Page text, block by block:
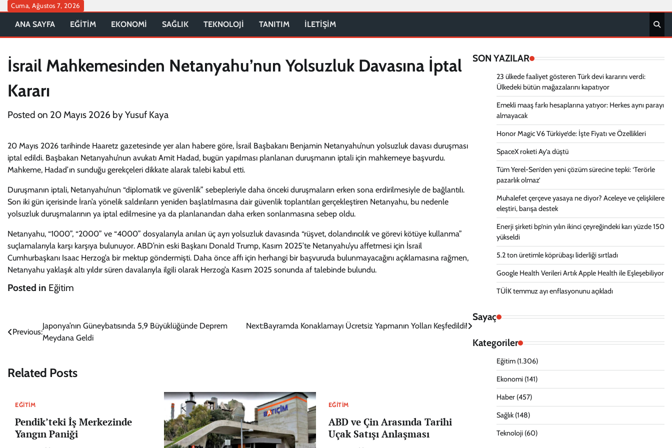
Skip
content
Cuma, Ağustos 7, 2026
ANA SAYFA EĞİTİM EKONOMİ SAĞLIK TEKNOLOJİ TANITIM İLETİŞİM
İsrail Mahkemesinden Netanyahu’nun Yolsuzluk Davasına İptal
Kararı
Posted on 20 Mayıs 2026 byYusuf Kaya
20 Mayıs 2026 tarihinde Haaretz gazetesinde yer alan habere göre, İsrail Başbakanı Benjamin Netanyahu’nun yolsuzluk davası duruşması
iptal edildi. Başbakan Netanyahu’nun avukatı Amit Hadad, bugün yapılması planlanan duruşmanın iptali için mahkemeye başvurdu.
Mahkeme, Hadad’ın sunduğu gerekçeleri dikkate alarak talebi kabul etti.
Duruşmanın iptali, Netanyahu’nun “diplomatik ve güvenlik” sebepleriyle daha önceki duruşmaların erken sona erdirilmesiyle de bağlantılı.
Son iki gün içerisinde İran’a yönelik saldırıların yeniden başlatılmasına dair güvenlik toplantıları gerçekleştiren Netanyahu, bu nedenle
yolsuzluk duruşmalarının ya iptal edilmesine ya da planlanandan daha erken sonlanmasına sebep oldu.
Netanyahu, “1000”, “2000” ve “4000” dosyalarıyla anılan üç ayrı yolsuzluk davasında “rüşvet, dolandırıcılık ve görevi kötüye kullanma”
suçlamalarıyla karşı karşıya bulunuyor. ABD’nin eski Başkanı Donald Trump, Kasım 2025’te Netanyahu’yu affetmesi için İsrail
Cumhurbaşkanı Isaac Herzog’a bir mektup göndermişti. Daha önce affı için herhangi bir başvuruda bulunmayacağını açıklamasına rağmen,
Netanyahu yaklaşık altı yıldır süren davalarıyla ilgili olarak Herzog’a Kasım 2025 sonunda af talebinde bulundu.
Posted in Eğitim
Yazı
gezinmesi
Previous:
Japonya’nın Güneybatısında 5,9 Büyüklüğünde Deprem
Meydana Geldi
Next:Bayramda Konaklamayı Ücretsiz Yapmanın Yolları Keşfedildi!
Related Posts
EĞITIM
Pendik’teki İş Merkezinde
Yangın Paniği
EĞITIM
ABD ve Çin Arasında Tarihi
Uçak Satışı Anlaşması
SON YAZILAR
23 ülkede faaliyet gösteren Türk devi kararını verdi:
Ülkedeki bütün mağazalarını kapatıyor
Emekli maaş farkı hesaplarına yatıyor: Herkes aynı parayı
almayacak
Honor Magic V6 Türkiye’de: İşte Fiyatı ve Özellikleri
SpaceX roketi Ay’a düştü
Tüm Yerel-Sen’den yeni çözüm sürecine tepki: ‘Terörle
pazarlık olmaz’
Muhalefet çerçeve yasaya ne diyor? Aceleye ve çelişkilere
eleştiri, barışa destek
Enerji şirketi bp’nin yılın ikinci çeyreğindeki karı yüzde 150
yükseldi
5.2 ton üretimle köprübaşı liderliği sırtladı
Google Health Verileri Artık Apple Health ile Eşleşebiliyor
TÜİK temmuz ayı enflasyonunu açıkladı
Sayaç
Kategoriler
Eğitim(1.306)
Ekonomi(141)
Haber(457)
Sağlık(148)
Teknoloji(60)